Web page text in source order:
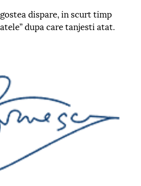
dispare, in scurt timp
dupa care tanjesti atat.